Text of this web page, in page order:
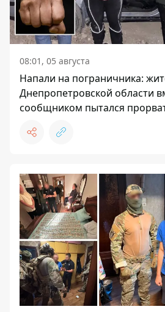
08:01, 05 августа
Напали на пограничника:
Днепропетровской области
сообщником пытался